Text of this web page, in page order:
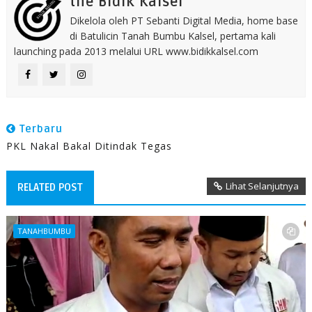
Dikelola oleh PT Sebanti Digital Media, home base
di Batulicin Tanah Bumbu Kalsel, pertama kali
launching pada 2013 melalui URL www.bidikkalsel.com
Terbaru
PKL Nakal Bakal Ditindak Tegas
RELATED POST Lihat Selanjutnya
TANAHBUMBU